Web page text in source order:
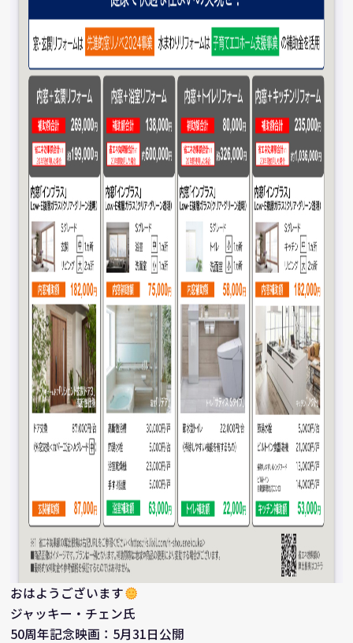
おはようございます
ジャッキー・チェン氏
50周年記念映画：5月31日公開